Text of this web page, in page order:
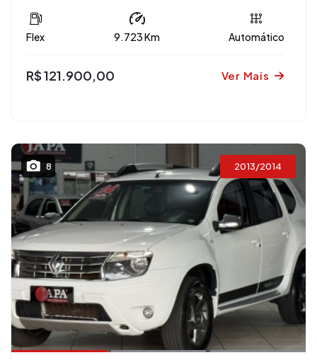
Flex 9.723 Km Automático
R$ 121.900,00 Ver Mais
8 2013/2014